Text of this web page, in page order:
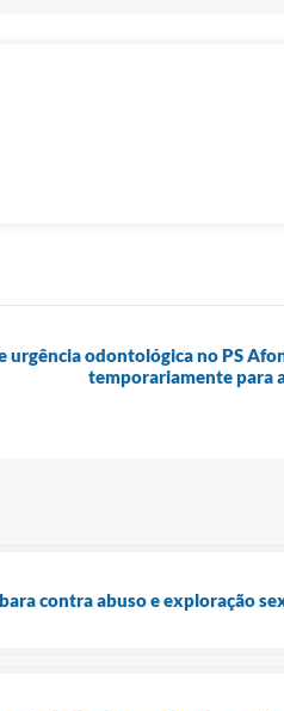
urgência odontológica no PS
temporariamente para
contra abuso e exploração